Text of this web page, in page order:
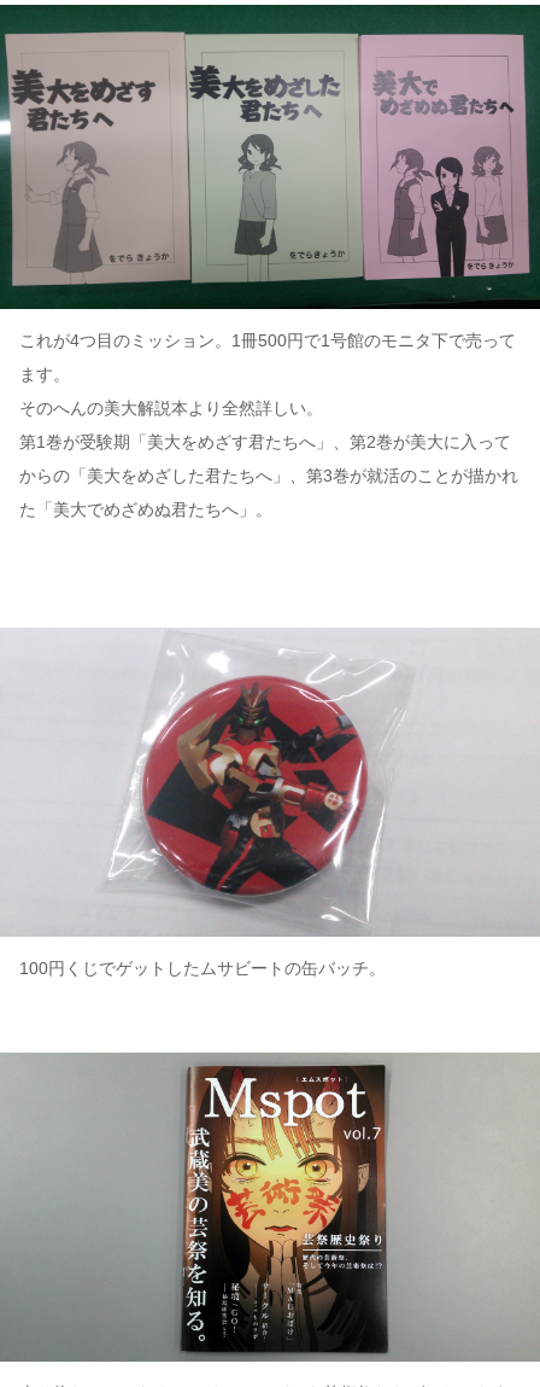
これが4つ目のミッション。1冊500円で1号館のモニタ下で売って
ます。
そのへんの美大解説本より全然詳しい。
第1巻が受験期「美大をめざす君たちへ」、第2巻が美大に入って
からの「美大をめざした君たちへ」、第3巻が就活のことが描かれ
た「美大でめざめぬ君たちへ」。
100円くじでゲットしたムサビートの缶バッチ。